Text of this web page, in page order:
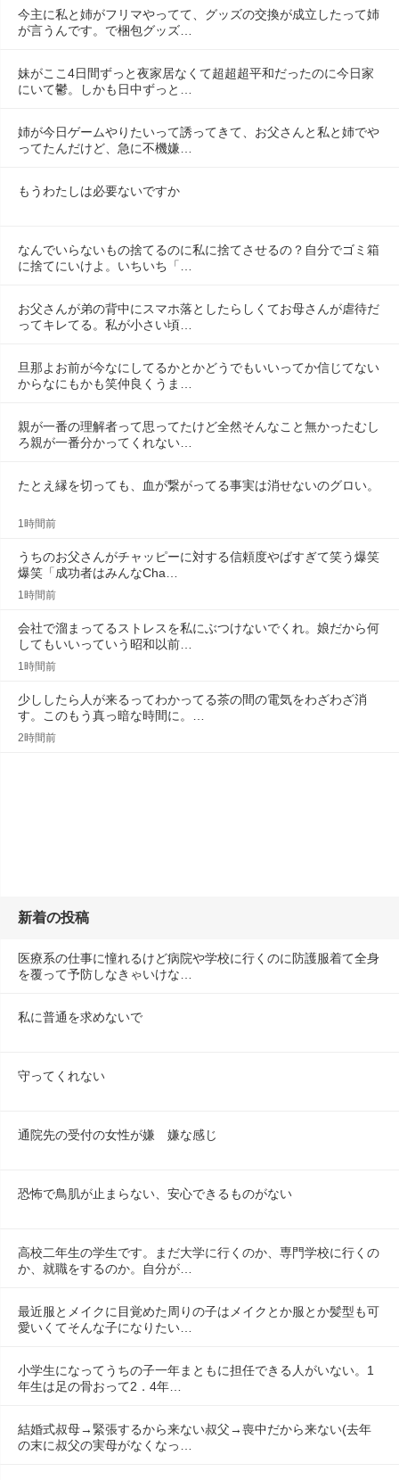
今主に私と姉がフリマやってて、グッズの交換が成立したって姉
が言うんです。で梱包グッズ…
妹がここ4日間ずっと夜家居なくて超超超平和だったのに今日家
にいて鬱。しかも日中ずっと…
姉が今日ゲームやりたいって誘ってきて、お父さんと私と姉でや
ってたんだけど、急に不機嫌…
もうわたしは必要ないですか
なんでいらないもの捨てるのに私に捨てさせるの？自分でゴミ箱
に捨てにいけよ。いちいち「…
お父さんが弟の背中にスマホ落としたらしくてお母さんが虐待だ
ってキレてる。私が小さい頃…
旦那よお前が今なにしてるかとかどうでもいいってか信じてない
からなにもかも笑仲良くうま…
親が一番の理解者って思ってたけど全然そんなこと無かったむし
ろ親が一番分かってくれない…
たとえ縁を切っても、血が繋がってる事実は消せないのグロい。
1時間前
うちのお父さんがチャッピーに対する信頼度やばすぎて笑う爆笑
爆笑「成功者はみんなCha…
1時間前
会社で溜まってるストレスを私にぶつけないでくれ。娘だから何
してもいいっていう昭和以前…
1時間前
少ししたら人が来るってわかってる茶の間の電気をわざわざ消
す。このもう真っ暗な時間に。…
2時間前
新着の投稿
医療系の仕事に憧れるけど病院や学校に行くのに防護服着て全身
を覆って予防しなきゃいけな…
私に普通を求めないで
守ってくれない
通院先の受付の女性が嫌　嫌な感じ
恐怖で鳥肌が止まらない、安心できるものがない
高校二年生の学生です。まだ大学に行くのか、専門学校に行くの
か、就職をするのか。自分が…
最近服とメイクに目覚めた周りの子はメイクとか服とか髪型も可
愛いくてそんな子になりたい…
小学生になってうちの子一年まともに担任できる人がいない。1
年生は足の骨おって2．4年…
結婚式叔母→緊張するから来ない叔父→喪中だから来ない(去年
の末に叔父の実母がなくなっ…